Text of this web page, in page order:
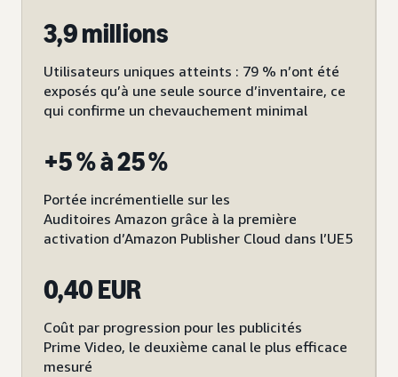
3,9 millions
Utilisateurs uniques atteints : 79 % n’ont été
exposés qu’à une seule source d’inventaire, ce
qui confirme un chevauchement minimal
+5 % à 25 %
Portée incrémentielle sur les
Auditoires Amazon grâce à la première
activation d’Amazon Publisher Cloud dans l’UE5
0,40 EUR
Coût par progression pour les publicités
Prime Video, le deuxième canal le plus efficace
mesuré